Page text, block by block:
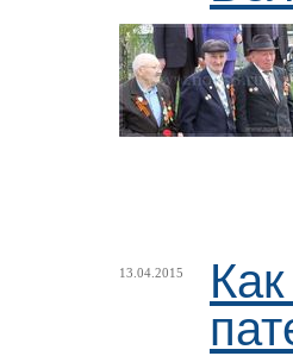
13.04.2015